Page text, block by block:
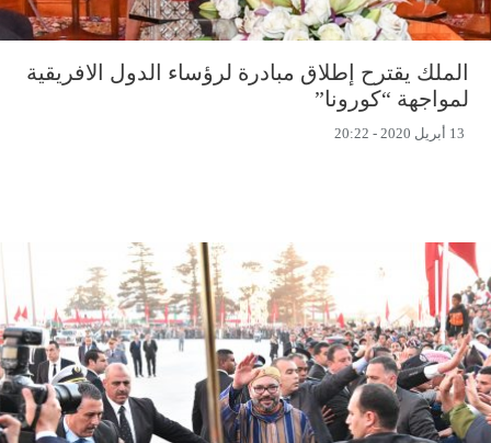
الملك يقترح إطلاق مبادرة لرؤساء الدول الافريقية
لمواجهة “كورونا”
13 أبريل 2020 - 20:22